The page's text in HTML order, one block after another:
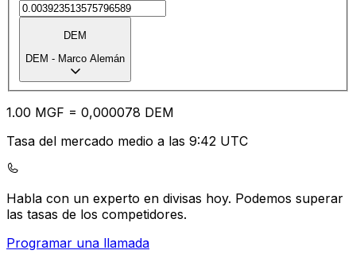
DEM
DEM - Marco Alemán
1.00 MGF = 0,000078 DEM
Tasa del mercado medio a las 9:42 UTC
Habla con un experto en divisas hoy. Podemos superar
las tasas de los competidores.
Programar una llamada